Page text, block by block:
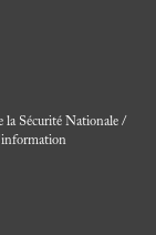
la Sécurité Nationale /